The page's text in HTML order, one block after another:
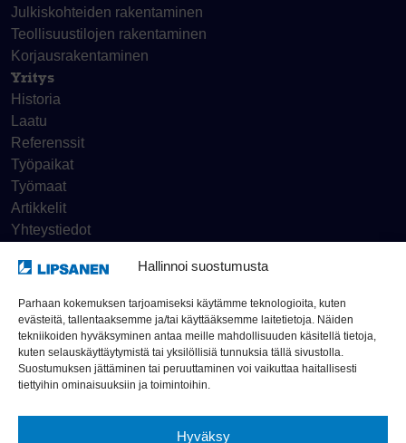
Hallinnoi suostumusta
Parhaan kokemuksen tarjoamiseksi käytämme teknologioita, kuten
evästeitä, tallentaaksemme ja/tai käyttääksemme laitetietoja. Näiden
tekniikoiden hyväksyminen antaa meille mahdollisuuden käsitellä tietoja,
kuten selauskäyttäytymistä tai yksilöllisiä tunnuksia tällä sivustolla.
Suostumuksen jättäminen tai peruuttaminen voi vaikuttaa haitallisesti
tiettyihin ominaisuuksiin ja toimintoihin.
Hyväksy
Julkiskohteiden rakentaminen
Teollisuustilojen rakentaminen
Korjaus­rakentaminen
Yritys
Historia
Laatu
Referenssit
Työpaikat
Työmaat
Artikkelit
Yhteystiedot
Ilmoituskanava
© Rakennusliike Lipsanen Oy 2026